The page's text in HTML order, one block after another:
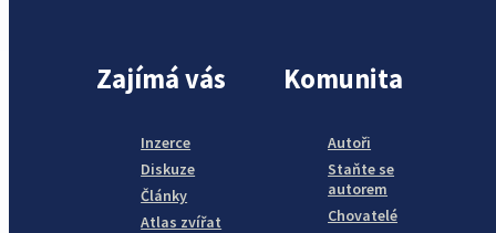
Zajímá vás
Inzerce
Diskuze
Články
Atlas zvířat
Komunita
Autoři
Staňte se
autorem
Chovatelé